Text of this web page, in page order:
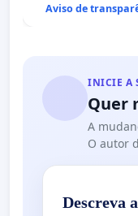
Aviso de
INICIE A
Quer
A
O autor
Descreva